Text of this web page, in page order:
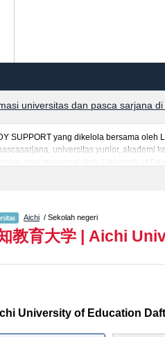
universitas dan pasca sarjana di
SUPPORT yang dikelola bersama oleh
universitas yunior, akademi
rinci mengenai Aichi University of
Aichi / Sekolah negeri
教育大学 | Aichi
University of Education